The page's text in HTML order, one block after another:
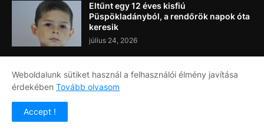
Eltűnt egy 12 éves kisfiú
Püspökladányból, a rendőrök napok óta
keresik
július 24, 2026
Címlap Rólunk
Weboldalunk sütiket használ a felhasználói élmény javítása
érdekében Tovább olvasom
Accept !